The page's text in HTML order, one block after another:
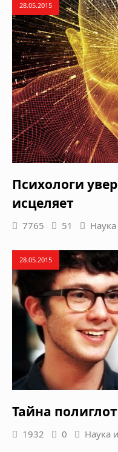
28.05.2015
Психологи
исцеляет
7765 51
28.05.2015
Тайна
1932 0 Наука